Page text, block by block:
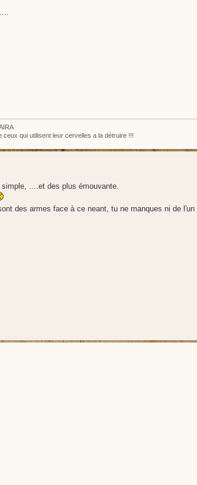
qui utilisent leur cervelles a la détruire !!!
....et des plus émouvante.
des armes face à ce neant, tu ne manques ni de l'un